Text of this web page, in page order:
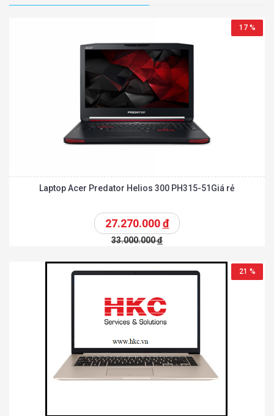
17 %
Laptop Acer Predator Helios 300 PH315-51Giá rẻ
27.270.000đ
33.000.000đ
21 %